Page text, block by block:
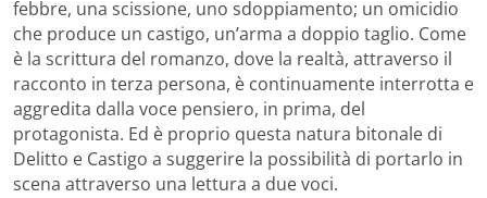
febbre, una scissione, uno sdoppiamento; un omicidio
che produce un castigo, un’arma a doppio taglio. Come
è la scrittura del romanzo, dove la realtà, attraverso il
racconto in terza persona, è continuamente interrotta e
aggredita dalla voce pensiero, in prima, del
protagonista. Ed è proprio questa natura bitonale di
Delitto e Castigo a suggerire la possibilità di portarlo in
scena attraverso una lettura a due voci.